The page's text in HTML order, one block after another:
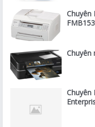
Chuyên
Chuyên
Chuyên